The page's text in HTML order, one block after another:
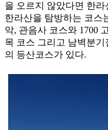
을 오르지 않았다면 한
한라산을 탐방하는 코스
악, 관음사 코스와 1700
목 코스 그리고 남벽분
의 등산코스가 있다.